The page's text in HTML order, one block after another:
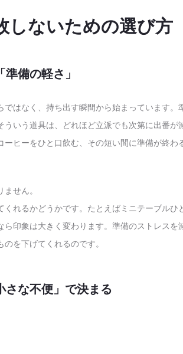
しないための選び方
備の軽さ」
はなく、持ち出す瞬間から始まっています
いう道具は、どれほど立派でも次第に出番が
ーヒーをひと口飲む、その短い間に準備が終
せん。
くれるかどうかです。たとえばミニテーブル
ら印象は大きく変わります。準備のストレス
を下げてくれるのです。
さな不便」で決まる